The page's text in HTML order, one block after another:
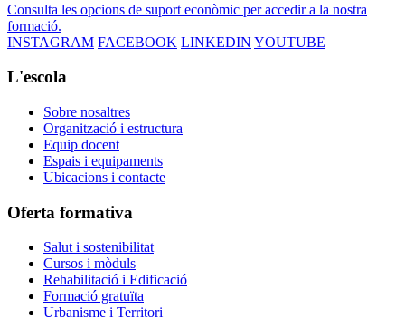
Consulta les opcions de suport econòmic per accedir a la nostra
formació.
INSTAGRAM FACEBOOK LINKEDIN YOUTUBE
L'escola
Sobre nosaltres
Organització i estructura
Equip docent
Espais i equipaments
Ubicacions i contacte
Oferta formativa
Salut i sostenibilitat
Cursos i mòduls
Rehabilitació i Edificació
Formació gratuïta
Urbanisme i Territori